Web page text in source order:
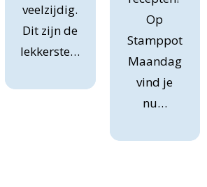
veelzijdig.
Dit zijn de
lekkerste…
Op
Stamppot
Maandag
vind je
nu…